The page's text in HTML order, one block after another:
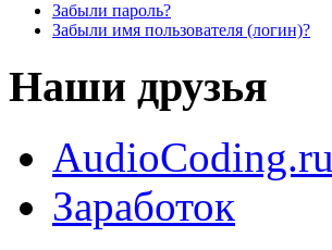
Забыли пароль?
Забыли имя пользователя (логин)?
Наши друзья
AudioCoding.ru
Заработок